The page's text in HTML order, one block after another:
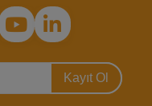
Kayıt Ol